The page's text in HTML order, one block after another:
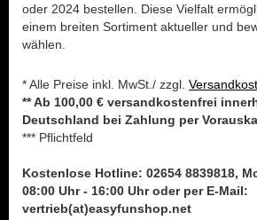
oder 2024 bestellen. Diese Vielfalt
einem breiten Sortiment aktueller und
wählen.
* Alle Preise inkl. MwSt./ zzgl.
** Ab 100,00 € versandkostenfrei
Deutschland bei Zahlung per
*** Pflichtfeld
Kostenlose Hotline: 02654 8839818,
08:00 Uhr - 16:00 Uhr oder per E-Mail:
vertrieb(at)easyfunshop.net